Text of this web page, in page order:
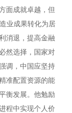
面成就卓越，但
业成果转化为居
消退，提高金融
然选择，国家对
调，中国应坚持
准配置资源的能
衡发展。他勉励
程中实现个人价